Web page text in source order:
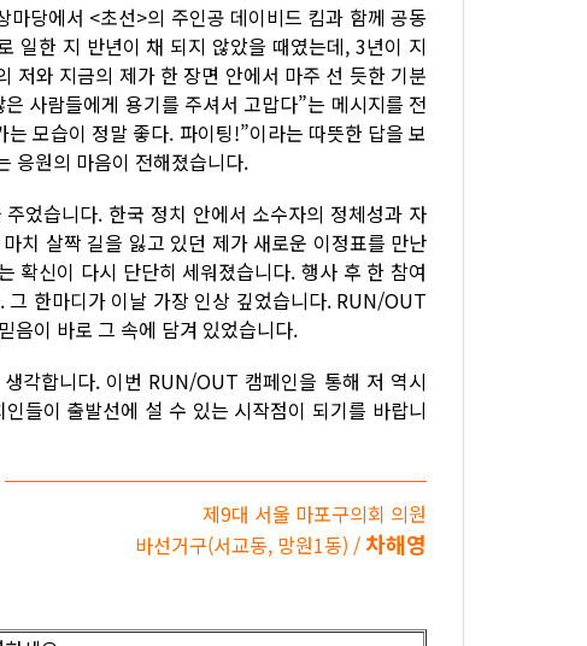
당에서 <초선>의 주인공 데이비드 킴과 함께 공동
일한 지 반년이 채 되지 않았을 때였는데, 3년이 지
저와 지금의 제가 한 장면 안에서 마주 선 듯한 기분
사람들에게 용기를 주셔서 고맙다”는 메시지를 전
모습이 정말 좋다. 파이팅!”이라는 따뜻한 답을 보
응원의 마음이 전해졌습니다.
었습니다. 한국 정치 안에서 소수자의 정체성과 자
치 살짝 길을 잃고 있던 제가 새로운 이정표를 만난
확신이 다시 단단히 세워졌습니다. 행사 후 한 참여
한마디가 이날 가장 인상 깊었습니다. RUN/OUT
음이 바로 그 속에 담겨 있었습니다.
각합니다. 이번 RUN/OUT 캠페인을 통해 저 역시
들이 출발선에 설 수 있는 시작점이 되기를 바랍니
제9대 서울 마포구의회 의원
바선거구(서교동, 망원1동) /차해영